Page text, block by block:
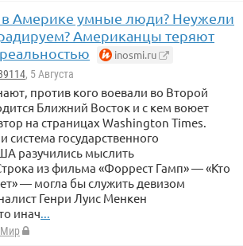
в Америке умные люди? Неужели
Американцы теряют
реальностью
inosmi.ru
, 5 Августа
против кого воевали во Второй
Ближний Восток и с кем воюет
на страницах Washington Times.
государственного
разучились мыслить
из фильма «Форрест Гамп» — «Кто
— могла бы служить девизом
Генри Луис Менкен
инач...
Мир